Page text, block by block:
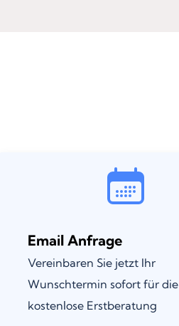
Email Anfrage
Vereinbaren Sie jetzt Ihr
Wunschtermin sofort für die
kostenlose Erstberatung